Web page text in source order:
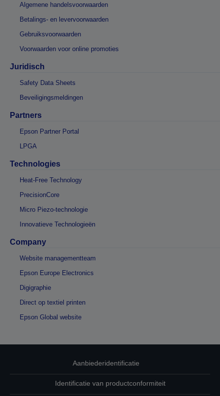
Algemene handelsvoorwaarden
Betalings- en levervoorwaarden
Gebruiksvoorwaarden
Voorwaarden voor online promoties
Juridisch
Safety Data Sheets
Beveiligingsmeldingen
Partners
Epson Partner Portal
LPGA
Technologies
Heat-Free Technology
PrecisionCore
Micro Piezo-technologie
Innovatieve Technologieën
Company
Website managementteam
Epson Europe Electronics
Digigraphie
Direct op textiel printen
Epson Global website
Aanbiederidentificatie
Identificatie van productconformiteit